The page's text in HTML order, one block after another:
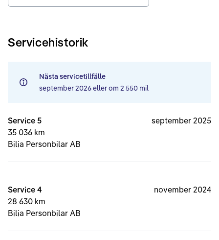
Servicehistorik
Nästa servicetillfälle
september 2026eller om 2 550 mil
Service 5
35 036 km
Bilia Personbilar AB
september 2025
Service 4
28 630 km
Bilia Personbilar AB
november 2024